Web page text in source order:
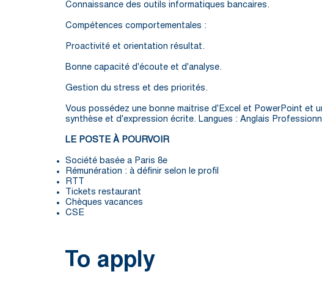
Connaissance des outils informatiques bancaires.
Compétences comportementales :
Proactivité et orientation résultat.
Bonne capacité d'écoute et d'analyse.
Gestion du stress et des priorités.
Vous possédez une bonne maitrise d'Excel et PowerPoint et
synthèse et d'expression écrite. Langues : Anglais
LE POSTE À POURVOIR
Société basée a Paris 8e
Rémunération : à définir selon le profil
RTT
Tickets restaurant
Chèques vacances
CSE
To apply